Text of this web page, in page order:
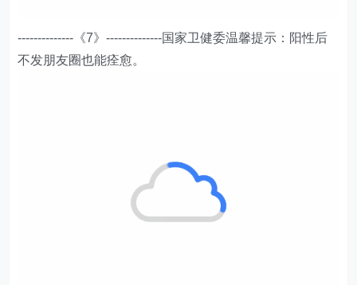
--------------《7》--------------国家卫健委温馨提示：阳性后
不发朋友圈也能痊愈。